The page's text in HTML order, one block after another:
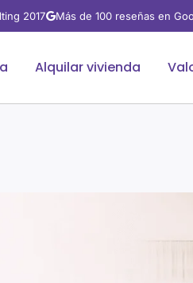
2017 Más de 100 reseñas en
Alquilar vivienda